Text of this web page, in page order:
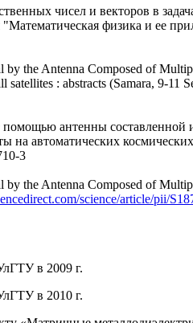
чисел и векторов в
физика и ее
the Antenna Composed of
: abstracts (Samara, 9-
антенны
автоматических
3
the Antenna Composed of
science/article/pii/
в 2009 г.
в 2010 г.